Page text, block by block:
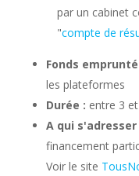
par un cabinet
"compte de
Fonds
les plateformes
Durée : entre 3
A qui s'adresser
financement
Voir le site